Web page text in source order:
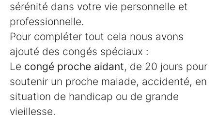
sérénité dans votre vie personnelle et
professionnelle.
Pour compléter tout cela nous avons
ajouté des congés spéciaux :
Le congé proche aidant, de 20 jours pour
soutenir un proche malade, accidenté, en
situation de handicap ou de grande
vieillesse,